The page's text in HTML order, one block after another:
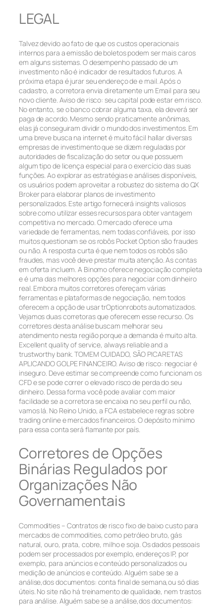
LEGAL
Talvez devido ao fato de que os custos operacionais
internos para a emissão de boletos podem ser mais caros
em alguns sistemas. O desempenho passado de um
investimento não é indicador de resultados futuros. A
próxima etapa é jurar seu endereço de e mail. Após o
cadastro, a corretora envia diretamente um Email para seu
novo cliente. Aviso de risco: seu capital pode estar em risco.
No entanto, se o banco cobrar alguma taxa, ela deverá ser
paga de acordo. Mesmo sendo praticamente anônimas,
elas já conseguiram dividir o mundo dos investimentos. Em
uma breve busca na internet é muito fácil hallar diversas
empresas de investimento que se dizem reguladas por
autoridades de fiscalização do setor ou que possuem
algum tipo de licença especial para o exercício das suas
funções. Ao explorar as estratégias e análises disponíveis,
os usuários podem aproveitar a robustez do sistema do QX
Broker para elaborar planos de investimento
personalizados. Este artigo fornecerá insights valiosos
sobre como utilizar esses recursos para obter vantagem
competitiva no mercado. O mercado oferece uma
variedade de ferramentas, nem todas confiáveis, por isso
muitos questionam se os robôs Pocket Option são fraudes
ou não. A resposta curta é que nem todos os robôs são
fraudes, mas você deve prestar muita atenção. As contas
em oferta incluem. A Binomo oferece negociação completa
e é uma das melhores opções para negociar com dinheiro
real. Embora muitos corretores ofereçam várias
ferramentas e plataformas de negociação, nem todos
oferecem a opção de usar trOptionrobots automatizados.
Vejamos duas corretoras que oferecem esse recurso. Os
corretores desta análise buscam melhorar seu
atendimento nesta região porque a demanda é muito alta.
Excellent quality of service, always reliable and a
trustworthy bank. TOMEM CUIDADO, SÃO PICARETAS
APLICANDO GOLPE FINANCEIRO. Aviso de risco: negociar é
inseguro. Deve estimar se compreende como funcionam os
CFD e se pode correr o elevado risco de perda do seu
dinheiro. Dessa forma você pode avaliar com maior
facilidade se a corretora se encaixa no seu perfil ou não,
vamos lá. No Reino Unido, a FCA estabelece regras sobre
trading online e mercados financeiros. O depósito mínimo
para essa conta será flamante por país.
Corretores de Opções
Binárias Regulados por
Organizações Não
Governamentais
Commodities – Contratos de risco fixo de baixo custo para
mercados de commodities, como petróleo bruto, gás
natural, ouro, prata, cobre, milho e soja. Os dados pessoais
podem ser processados por exemplo, endereços IP, por
exemplo, para anúncios e conteúdo personalizados ou
medição de anúncios e conteúdo. Alguém sabe se a
análise,dos documentos: conta final de semana,ou só dias
úteis. No site não há treinamento de qualidade, nem trastos
para análise. Alguém sabe se a análise,dos documentos: